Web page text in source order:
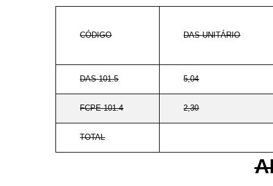
CÓDIGO DAS-UNITÁRIO
DAS 101.5 5,04
FCPE 101.4 2,30
TOTAL